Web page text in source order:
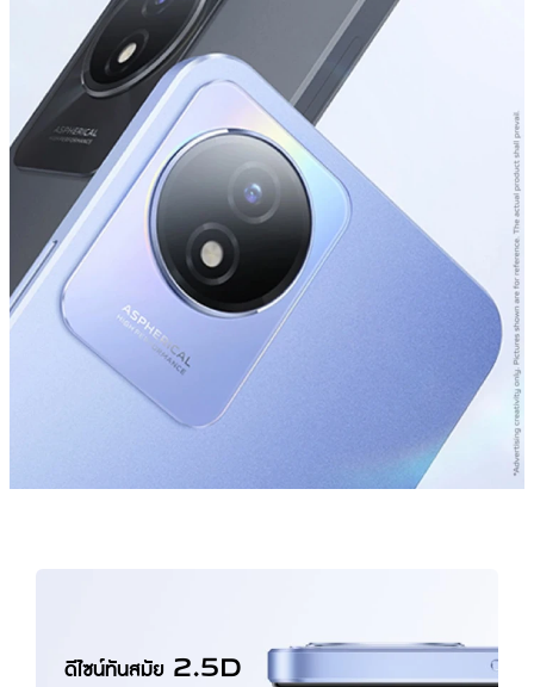
ดีไซน์ทันสมัย 2.5D